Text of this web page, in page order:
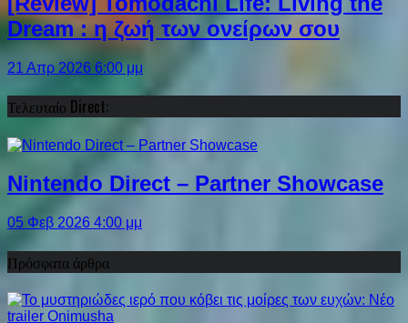
Dream : η ζωή των ονείρων σου
21 Απρ 2026 6:00 μμ
Τελευταίο Direct:
Nintendo Direct – Partner Showcase
05 Φεβ 2026 4:00 μμ
Πρόσφατα άρθρα